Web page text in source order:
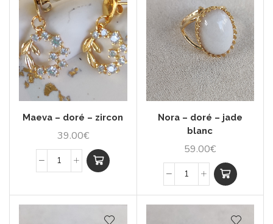
Maeva – doré – zircon
39.00€
Nora – doré – jade
blanc
59.00€